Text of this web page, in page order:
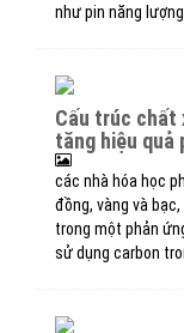
như pin năng
cấu trúc chất xúc tác quy mô nano 3 kim loại
tăng hiệu quả
các nhà hóa học
đồng, vàng và
trong một phản
sử dụng carbon